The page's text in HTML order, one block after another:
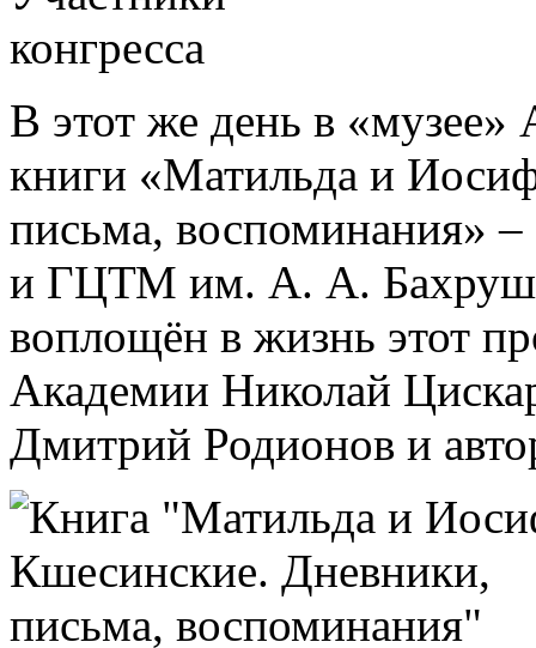
В этот же день в
книги «Матильда и
письма, воспоминания»
и ГЦТМ им. А. А.
воплощён в жизнь этот
Академии Николай
Дмитрий Родионов и